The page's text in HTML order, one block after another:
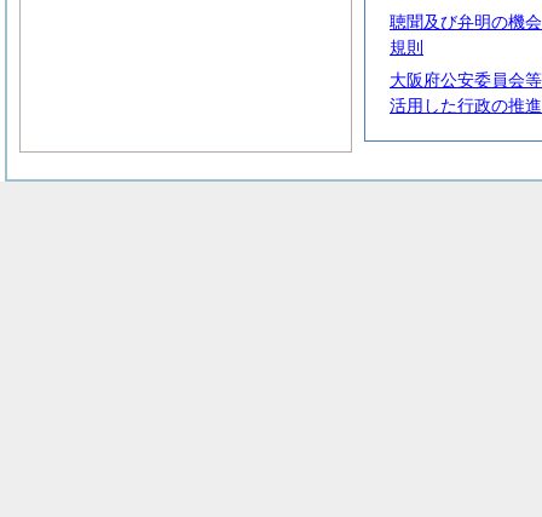
聴聞及び弁明の機
規則
大阪府公安委員会
活用した行政の推